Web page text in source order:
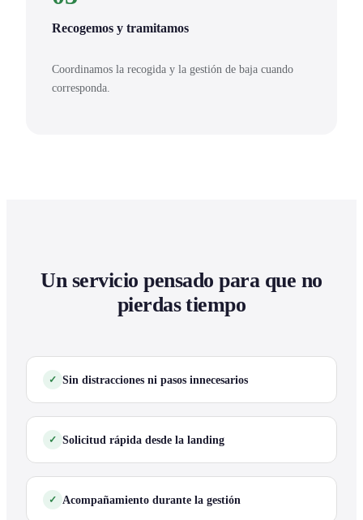
Recogemos y tramitamos
Coordinamos la recogida y la gestión de baja cuando
corresponda.
Un servicio pensado para que no
pierdas tiempo
Sin distracciones ni pasos innecesarios
Solicitud rápida desde la landing
Acompañamiento durante la gestión